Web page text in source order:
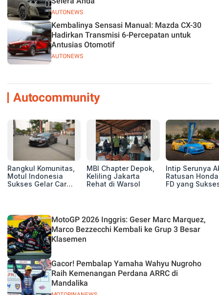
AUTONEWS
AUTONEWS
Kembalinya Sensasi Manual: Mazda CX-30
Hadirkan Transmisi 6-Percepatan untuk
Antusias Otomotif
Autocommunity
Rangkul Komunitas,
Motul Indonesia
Sukses Gelar Car
MBI Chapter Depok,
Keliling Jakarta
Rehat di Warsol
Intip Serunya
Ratusan
FD yang
MotoGP 2026 Inggris: Geser Marc Marquez,
Marco Bezzecchi Kembali ke Grup 3 Besar
Klasemen
Gacor! Pembalap Yamaha Wahyu Nugroho
Raih Kemenangan Perdana ARRC di
Mandalika